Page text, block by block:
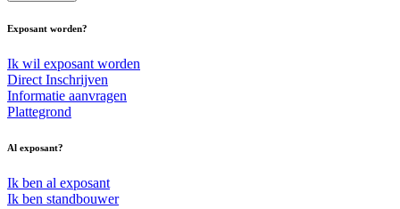
Exposant worden?
Ik wil exposant worden
Direct Inschrijven
Informatie aanvragen
Plattegrond
Al exposant?
Ik ben al exposant
Ik ben standbouwer